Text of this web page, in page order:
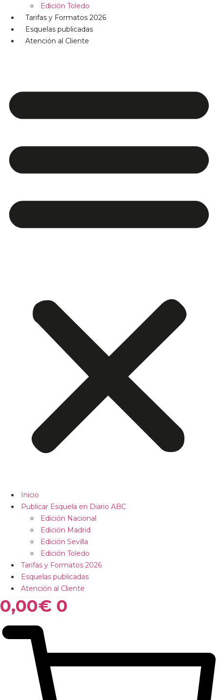
Edición Toledo
Tarifas y Formatos 2026
Esquelas publicadas
Atención al Cliente
Inicio
Publicar Esquela en Diario ABC
Edición Nacional
Edición Madrid
Edición Sevilla
Edición Toledo
Tarifas y Formatos 2026
Esquelas publicadas
Atención al Cliente
0,00€ 0